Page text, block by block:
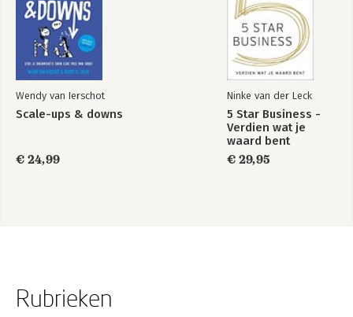
Wendy van Ierschot
Scale-ups & downs
€ 24,99
Ninke van der Leck
5 Star Business -
Verdien wat je
waard bent
€ 29,95
Rubrieken